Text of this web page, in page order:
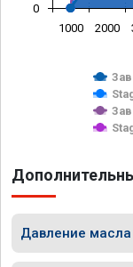
1000 2000
0
Давление масла